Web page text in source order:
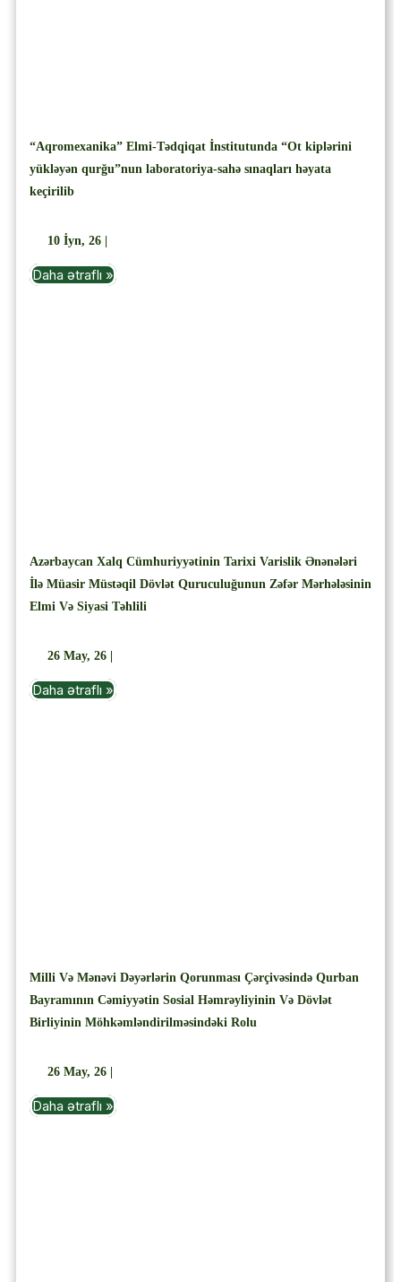
“Aqromexanika” Elmi-Tədqiqat İnstitutunda “Ot kiplərini
yükləyən qurğu”nun laboratoriya-sahə sınaqları həyata
keçirilib
10 İyn, 26
Daha ətraflı »
Azərbaycan Xalq Cümhuriyyətinin Tarixi Varislik Ənənələri
İlə Müasir Müstəqil Dövlət Quruculuğunun Zəfər Mərhələsinin
Elmi Və Siyasi Təhlili
26 May, 26
Daha ətraflı »
Milli Və Mənəvi Dəyərlərin Qorunması Çərçivəsində Qurban
Bayramının Cəmiyyətin Sosial Həmrəyliyinin Və Dövlət
Birliyinin Möhkəmləndirilməsindəki Rolu
26 May, 26
Daha ətraflı »